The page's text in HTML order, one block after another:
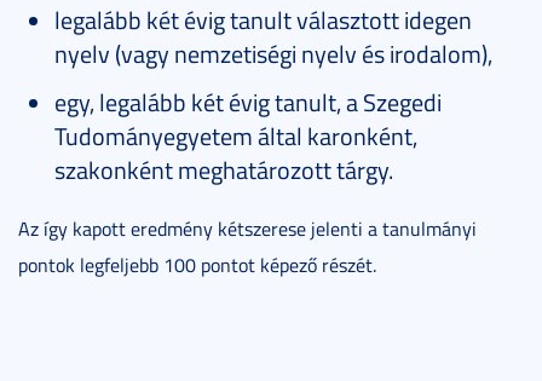
legalább két évig tanult választott idegen
nyelv (vagy nemzetiségi nyelv és irodalom),
egy, legalább két évig tanult, a Szegedi
Tudományegyetem által karonként,
szakonként meghatározott tárgy.
Az így kapott eredmény kétszerese jelenti a tanulmányi
pontok legfeljebb 100 pontot képező részét.